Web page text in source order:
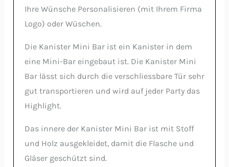
Ihre Wünsche Personalisieren (mit Ihrem Firma
Logo) oder Wüschen.
Die Kanister Mini Bar ist ein Kanister in dem
eine Mini-Bar eingebaut ist. Die Kanister Mini
Bar lässt sich durch die verschliessbare Tür sehr
gut transportieren und wird auf jeder Party das
Highlight.
Das innere der Kanister Mini Bar ist mit Stoff
und Holz ausgekleidet, damit die Flasche und
Gläser geschützt sind.